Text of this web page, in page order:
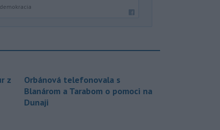
z
Orbánová telefonovala s
Blanárom a Tarabom o pomoci na
Dunaji